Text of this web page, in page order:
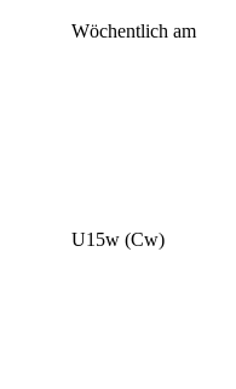
Wöchentlich am
U15w (Cw)